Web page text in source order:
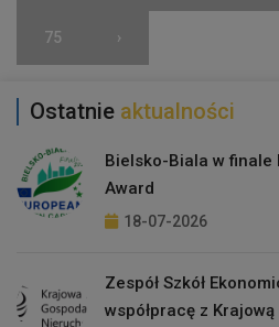
75 ›
Ostatnie aktualności
Bielsko-Biala w finale
Award
18-07-2026
Zespół Szkół
współpracę z